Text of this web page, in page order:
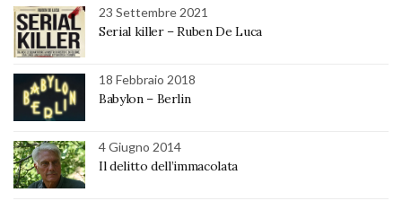
23 Settembre 2021
Serial killer – Ruben De Luca
18 Febbraio 2018
Babylon – Berlin
4 Giugno 2014
Il delitto dell’immacolata